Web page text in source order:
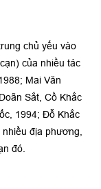
chủ yếu vào
của nhiều tác
Mai Văn
Sắt, Cồ Khắc
1994; Đỗ Khắc
địa phương,
đó.